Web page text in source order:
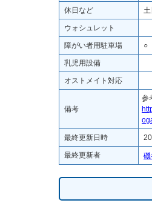
休日など
ウォシュレット
障がい者用駐車場 ○
乳児用設備
オストメイト対応
備考
参
最終更新日時
最終更新者